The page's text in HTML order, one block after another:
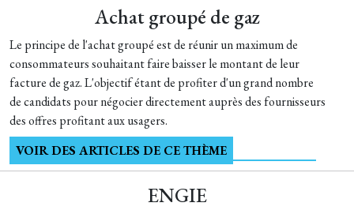
Achat groupé de gaz
Le principe de l'achat groupé est de réunir un maximum de
consommateurs souhaitant faire baisser le montant de leur
facture de gaz. L'objectif étant de profiter d'un grand nombre
de candidats pour négocier directement auprès des fournisseurs
des offres profitant aux usagers.
VOIR DES ARTICLES DE CE THÈME
ENGIE